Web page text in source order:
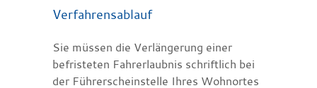
Verfahrensablauf
Sie müssen die Verlängerung einer
befristeten Fahrerlaubnis schriftlich bei
der Führerscheinstelle Ihres Wohnortes